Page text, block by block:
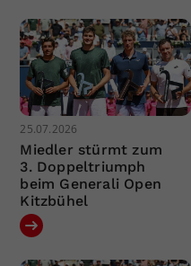
25.07.2026
Miedler stürmt zum
3. Doppeltriumph
beim Generali Open
Kitzbühel